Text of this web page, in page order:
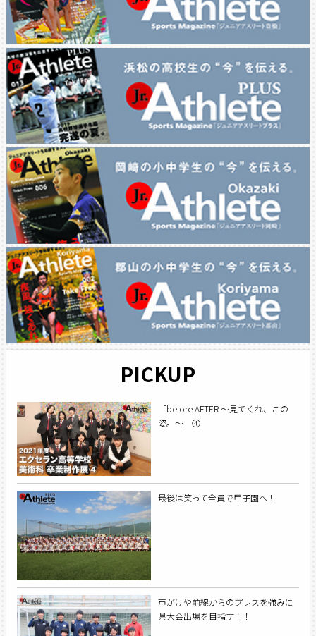
PICKUP
「before AFTER ～見てくれ、この
姿。～」④
最後は笑って全員で甲子園へ！
声がけや前線からのプレスを強みに
県大会出場を目指す！！